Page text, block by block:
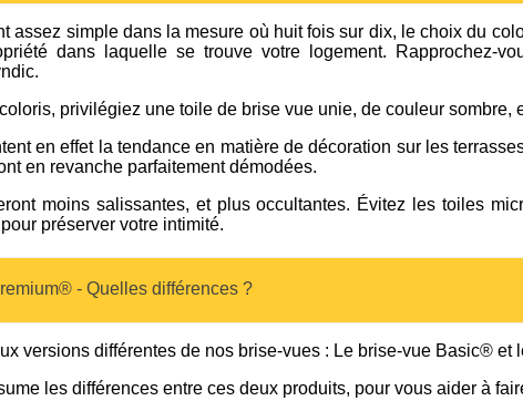
assez simple dans la mesure où huit fois sur dix, le choix du
dans laquelle se trouve votre logement. Rapprochez-
privilégiez une toile de brise vue unie, de couleur sombre,
en effet la tendance en matière de décoration sur les
en revanche parfaitement démodées.
moins salissantes, et plus occultantes. Évitez les toiles
préserver votre intimité.
- Quelles différences ?
versions différentes de nos brise-vues : Le brise-vue Basic® et
les différences entre ces deux produits, pour vous aider à